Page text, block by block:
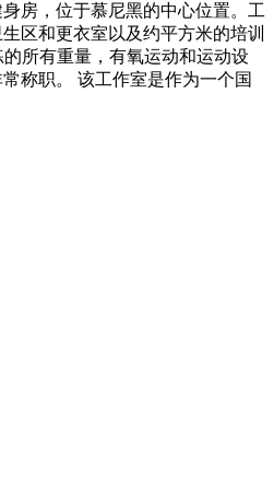
房，位于慕尼黑的中心位置。工
区和更衣室以及约平方米的培训
的所有重量，有氧运动和运动设
称职。 该工作室是作为一个国